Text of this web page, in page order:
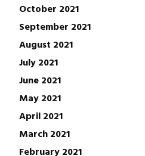
October 2021
September 2021
August 2021
July 2021
June 2021
May 2021
April 2021
March 2021
February 2021